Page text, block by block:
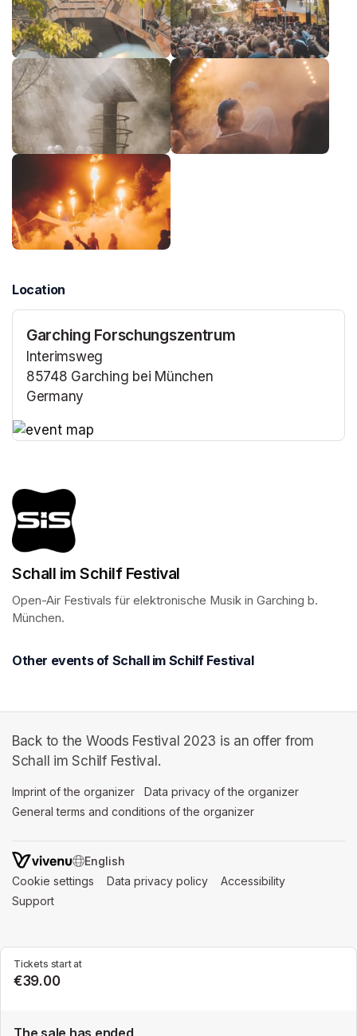
Location
Garching Forschungszentrum
Interimsweg
85748 Garching bei München
Germany
Tickets start at
€39.00
Schall im Schilf Festival
Open-Air Festivals für elektronische Musik in Garching b.
München.
Other events of Schall im Schilf Festival
Back to the Woods Festival 2023 is an offer from
Schall im Schilf Festival.
Imprint of the organizer (opens in a new tab)
Data privacy of the organizer
General terms and conditions of the organizer
SWITCH LANGUAGE
Cookie settings (opens in a new tab)
Data privacy policy (opens in a new tab)
Accessibility
Support